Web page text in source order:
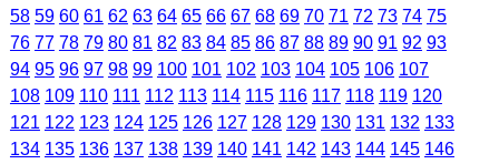
58 59 60 61 62 63 64 65 66 67 68 69 70 71 72 73 74 75
76 77 78 79 80 81 82 83 84 85 86 87 88 89 90 91 92 93
94 95 96 97 98 99 100 101 102 103 104 105 106 107
108 109 110 111 112 113 114 115 116 117 118 119 120
121 122 123 124 125 126 127 128 129 130 131 132 133
134 135 136 137 138 139 140 141 142 143 144 145 146